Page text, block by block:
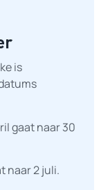
is
gaat naar 30
naar 2 juli.